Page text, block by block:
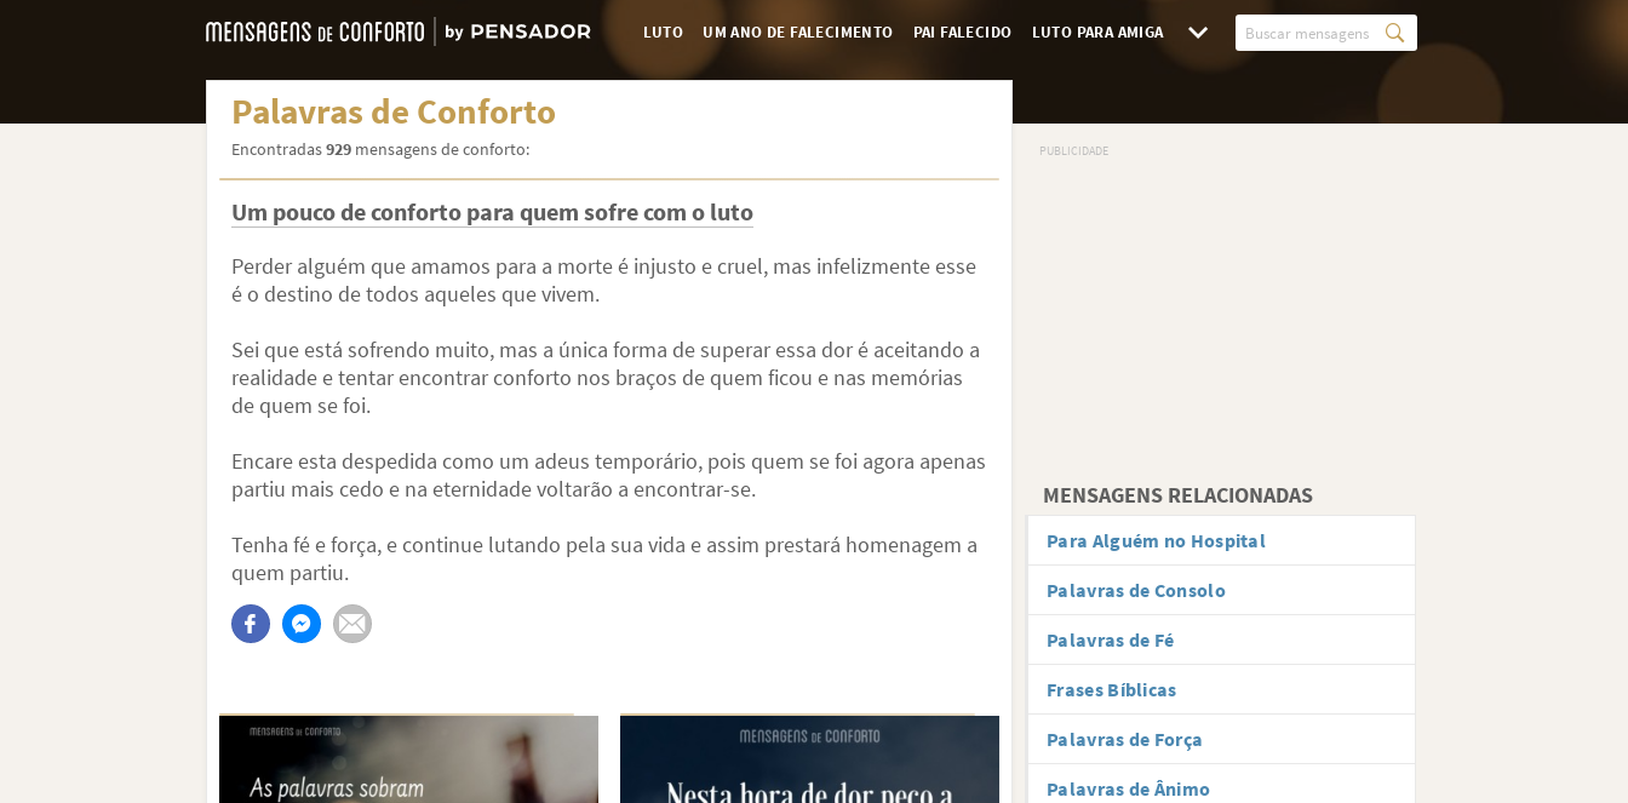
LUTO UM ANO DE FALECIMENTO PAI FALECIDO LUTO PARA AMIGA
Palavras de Conforto
Encontradas929mensagens de conforto:
Um pouco de conforto para quem sofre com o luto
Perder alguém que amamos para a morte é injusto e cruel, mas infelizmente esse
é o destino de todos aqueles que vivem.
Sei que está sofrendo muito, mas a única forma de superar essa dor é aceitando a
realidade e tentar encontrar conforto nos braços de quem ficou e nas memórias
de quem se foi.
Encare esta despedida como um adeus temporário, pois quem se foi agora apenas
partiu mais cedo e na eternidade voltarão a encontrar-se.
Tenha fé e força, e continue lutando pela sua vida e assim prestará homenagem a
quem partiu.
MENSAGENS RELACIONADAS
Para Alguém no Hospital
Palavras de Consolo
Palavras de Fé
Frases Bíblicas
Palavras de Força
Palavras de Ânimo